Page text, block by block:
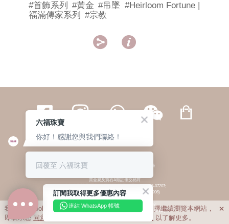
#首飾系列 #黃金 #吊墜 #Heirloom Fortune |
福滿傳家系列
#宗教
 
繁體 | 簡体
© 六福集團 版權所有 不得轉載 私隱政策
貴金屬及寶石A類註冊交易商
(六福企業禮品(國際)有限公司-註冊號碼:A-B-24-05-07207;
六福電子商貿有限公司-註冊號碼:A-B-24-05-07206)
貴金屬及寶石B類註冊交易商
(六福集團有限公司-註冊號碼:B-B-24-05-07258;
六福珠寶金行(香港)有限公司-註冊號碼:B-B-24-05-07259)
我們利用cookies為您提供最佳的瀏覽體驗。若您選擇繼續瀏覽本網站，
即表示您 同意 私隱政策 以了解更多。

訂閱我取得更多優惠內容
連結 WhatsApp 帳號
六福珠寶
你好！感謝您與我們聯絡！
回覆至 六福珠寶